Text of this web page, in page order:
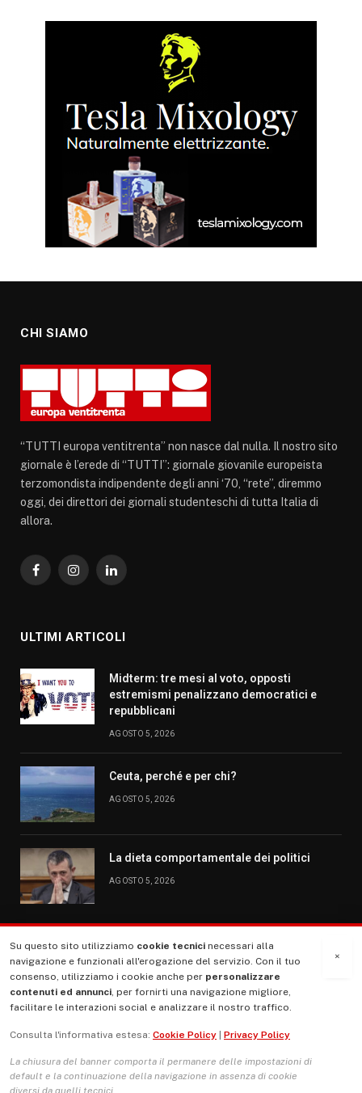
CHI SIAMO
“TUTTI europa ventitrenta” non nasce dal nulla. Il nostro sito
giornale è l’erede di “TUTTI”: giornale giovanile europeista
terzomondista indipendente degli anni ‘70, “rete”, diremmo
oggi, dei direttori dei giornali studenteschi di tutta Italia di
allora.
FacebookInstagramLinkedIn
ULTIMI ARTICOLI
Midterm: tre mesi al voto, opposti
estremismi penalizzano democratici e
repubblicani
AGOSTO 5, 2026
Ceuta, perché e per chi?
AGOSTO 5, 2026
La dieta comportamentale dei politici
AGOSTO 5, 2026
MENU
La Nostra Storia
Le Copertine
×
Su questo sito utilizziamo cookie tecnici necessari alla
navigazione e funzionali all'erogazione del servizio. Con il tuo
consenso, utilizziamo i cookie anche per personalizzare
contenuti ed annunci, per fornirti una navigazione migliore,
facilitare le interazioni social e analizzare il nostro traffico.
Consulta l'informativa estesa: Cookie Policy Privacy Policy
La chiusura del banner comporta il permanere delle impostazioni di
default e la continuazione della navigazione in assenza di cookie
diversi da quelli tecnici.